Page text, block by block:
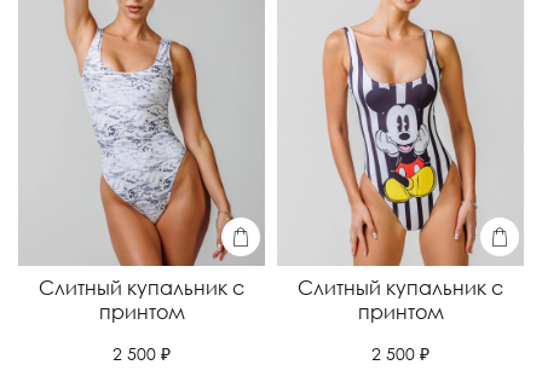
Слитный купальник с
принтом
2 500 ₽
Слитный купальник с
принтом
2 500 ₽